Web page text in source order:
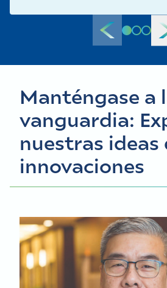
Manténgase a
vanguardia:
nuestras ideas
innovaciones